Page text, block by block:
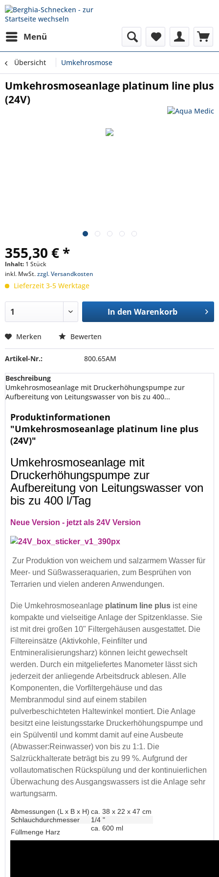
Menü
Übersicht Umkehrosmose
Umkehrosmoseanlage platinum line plus
(24V)
355,30 € *
Inhalt: 1 Stück
inkl. MwSt.zzgl. Versandkosten
Lieferzeit 3-5 Werktage
In den Warenkorb
Merken Bewerten
Artikel-Nr.: 800.65AM
Beschreibung
Umkehrosmoseanlage mit Druckerhöhungspumpe zur
Aufbereitung von Leitungswasser von bis zu 400...
Produktinformationen
"Umkehrosmoseanlage platinum line plus
(24V)"
Umkehrosmoseanlage mit
Druckerhöhungspumpe zur
Aufbereitung von Leitungswasser von
bis zu 400 l/Tag
Neue Version - jetzt als 24V Version
Zur Produktion von weichem und salzarmem Wasser für
Meer- und Süßwasseraquarien, zum Besprühen von
Terrarien und vielen anderen Anwendungen.
Die Umkehrosmoseanlage platinum line plus ist eine
kompakte und vielseitige Anlage der Spitzenklasse. Sie
ist mit drei großen 10" Filtergehäusen ausgestattet. Die
Filtereinsätze (Aktivkohle, Feinfilter und
Entmineralisierungsharz) können leicht gewechselt
werden. Durch ein mitgeliefertes Manometer lässt sich
jederzeit der anliegende Arbeitsdruck ablesen. Alle
Komponenten, die Vorfiltergehäuse und das
Membranmodul sind auf einem stabilen
pulverbeschichteten Haltewinkel montiert. Die Anlage
besitzt eine leistungsstarke Druckerhöhungspumpe und
ein Spülventil und kommt damit auf eine Ausbeute
(Abwasser:Reinwasser) von bis zu 1:1. Die
Salzrückhalterate beträgt bis zu 99 %. Aufgrund der
vollautomatischen Rückspülung und der kontinuierlichen
Überwachung des Ausgangswassers ist die Anlage sehr
wartungsarm.
Abmessungen (L x B x H) ca. 38 x 22 x 47 cm
Schlauchdurchmesser
1/4 "
Füllmenge Harz
ca. 600 ml